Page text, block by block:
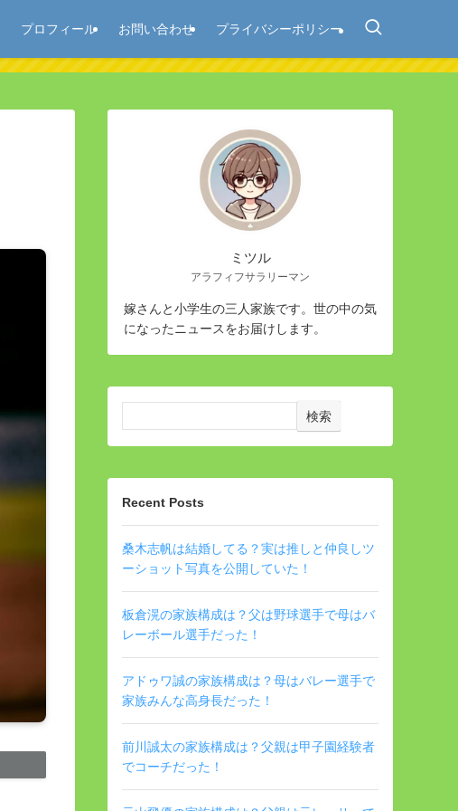
プロフィール お問い合わせ プライバシーポリシー
ミツル
アラフィフサラリーマン
嫁さんと小学生の三人家族です。世の中の気
になったニュースをお届けします。
検索
Recent Posts
桑木志帆は結婚してる？実は推しと仲良しツ
ーショット写真を公開していた！
板倉滉の家族構成は？父は野球選手で母はバ
レーボール選手だった！
アドゥワ誠の家族構成は？母はバレー選手で
家族みんな高身長だった！
前川誠太の家族構成は？父親は甲子園経験者
でコーチだった！